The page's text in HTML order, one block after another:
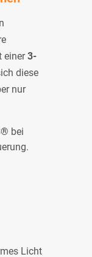
einer3-
diese
nur
bei
Licht